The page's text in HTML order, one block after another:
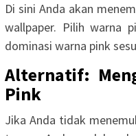
Di sini Anda akan
wallpaper. Pilih warna
dominasi warna pink
Alternatif:
Pink
Jika Anda tidak